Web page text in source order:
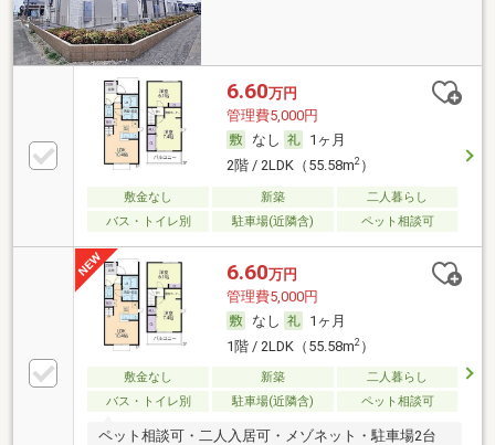
6.60万円
管理費5,000円
なし
1ヶ月
2階 / 2LDK（55.58m2）
敷金なし 新築
二人暮らし
バス・トイレ別
駐車場(近隣含) ペット相談可
6.60万円
管理費5,000円
なし
1ヶ月
1階 / 2LDK（55.58m2）
敷金なし 新築
二人暮らし
バス・トイレ別
駐車場(近隣含) ペット相談可
ペット相談可・二人入居可・メゾネット・駐車場2台